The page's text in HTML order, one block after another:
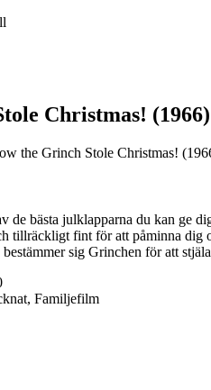
Christmas! (1966)
the Grinch Stole Christmas!
de bästa julklapparna du kan ge
tillräckligt fint för att påminna dig
sig Grinchen för att
Familjefilm